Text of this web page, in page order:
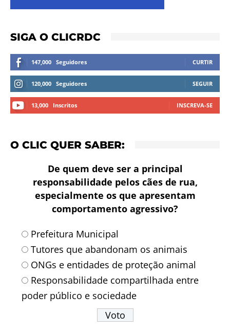
SIGA O CLICRDC
147,000 Seguidores CURTIR
120,000 Seguidores SEGUIR
13,000 Inscritos INSCREVA-SE
O CLIC QUER SABER:
De quem deve ser a principal
responsabilidade pelos cães de rua,
especialmente os que apresentam
comportamento agressivo?
Prefeitura Municipal
Tutores que abandonam os animais
ONGs e entidades de proteção animal
Responsabilidade compartilhada entre
poder público e sociedade